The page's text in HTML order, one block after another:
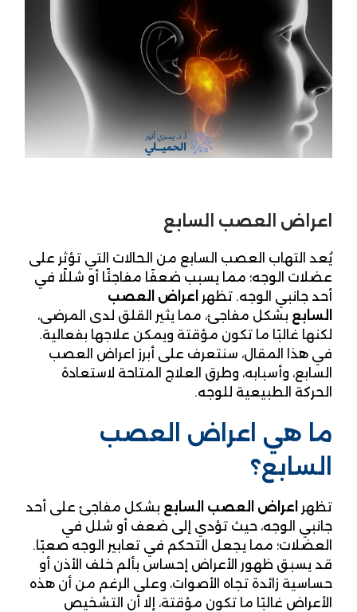
اعراض العصب السابع
يُعد التهاب العصب السابع من الحالات التي تؤثر على
عضلات الوجه؛ مما يسبب ضعفًا مفاجئًا أو شللًا في
أحد جانبي الوجه. تظهر اعراض العصب
السابع بشكل مفاجئ، مما يثير القلق لدى المرضى،
لكنها غالبًا ما تكون مؤقتة ويمكن علاجها بفعالية.
في هذا المقال، سنتعرف على أبرز اعراض العصب
السابع، وأسبابه، وطرق العلاج المتاحة لاستعادة
الحركة الطبيعية للوجه.
ما هي اعراض العصب
السابع؟
تظهر اعراض العصب السابع بشكل مفاجئ على أحد
جانبي الوجه، حيث تؤدي إلى ضعف أو شلل في
العضلات؛ مما يجعل التحكم في تعابير الوجه صعبًا.
قد يسبق ظهور الأعراض إحساس بألم خلف الأذن أو
حساسية زائدة تجاه الأصوات، وعلى الرغم من أن هذه
الأعراض غالبًا ما تكون مؤقتة، إلا أن التشخيص